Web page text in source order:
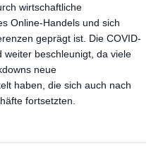
wirtschaftliche
Online-Handels und sich
geprägt ist. Die COVID-
weiter beschleunigt, da viele
neue
haben, die sich auch nach
fortsetzten.